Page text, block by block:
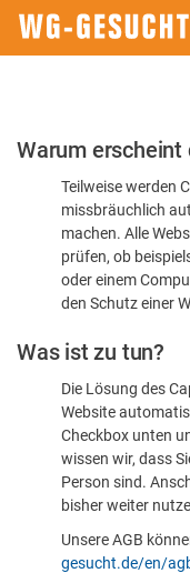
Bitte
dass
sind
Warum erscheint
Teilweise werden
missbräuchlich
machen. Alle
prüfen, ob
oder einem
den Schutz einer
Was ist zu tun?
Die Lösung des
Website
Checkbox unten
wissen wir, dass
Person sind.
bisher weiter
Unsere AGB
gesucht.de/en/